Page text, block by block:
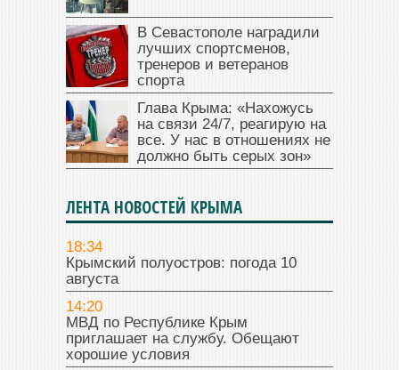
В Севастополе наградили
лучших спортсменов,
тренеров и ветеранов
спорта
Глава Крыма: «Нахожусь
на связи 24/7, реагирую на
все. У нас в отношениях не
должно быть серых зон»
ЛЕНТА НОВОСТЕЙ КРЫМА
18:34
Крымский полуостров: погода 10
августа
14:20
МВД по Республике Крым
приглашает на службу. Обещают
хорошие условия